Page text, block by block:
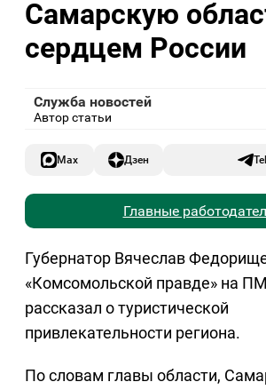
Самарскую
сердцем России
Служба новостей
Автор статьи
Max Дзен
Главные
Губернатор Вячеслав
«Комсомольской правде» на
рассказал о туристической
привлекательности региона.
По словам главы области,